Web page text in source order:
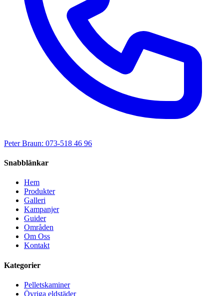
Peter Braun: 073-518 46 96
Snabblänkar
Hem
Produkter
Galleri
Kampanjer
Guider
Områden
Om Oss
Kontakt
Kategorier
Pelletskaminer
Övriga eldstäder